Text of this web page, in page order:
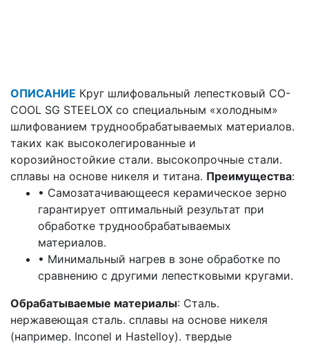
ОПИСАНИЕ Круг шлифовальный лепестковый CO-
COOL SG STEELOX со специальным «холодным»
шлифованием труднообрабатываемых материалов.
таких как высоколегированные и
корозийностойкие стали. высокопрочные стали.
сплавы на основе никеля и титана. Преимущества:
• Самозатачивающееся керамическое зерно
гарантирует оптимальный результат при
обработке труднообрабатываемых
материалов.
• Минимальный нагрев в зоне обработке по
сравнению с другими лепестковыми кругами.
Обрабатываемые материалы: Сталь.
нержавеющая сталь. сплавы на основе никеля
(например. Inconel и Hastelloy). твердые